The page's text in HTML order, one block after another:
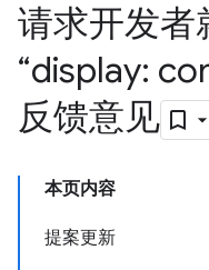
请求开发者
“display:
反馈意见
本页内容
提案更新